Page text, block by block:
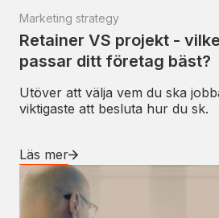
Marketing strategy
Retainer VS projekt -
passar ditt företag bäst?
Utöver att välja vem du ska
viktigaste att besluta hur du sk.
Läs mer